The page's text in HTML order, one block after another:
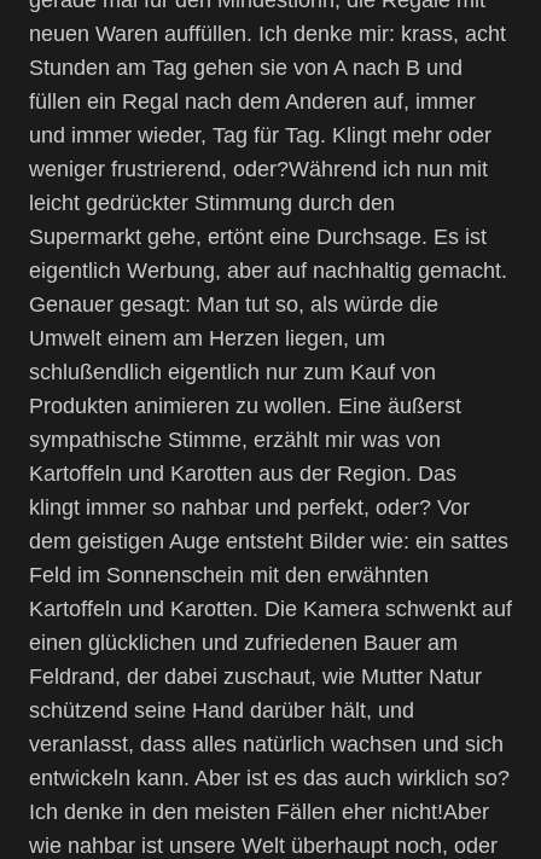
neuen Waren auffüllen. Ich denke mir: krass, acht
Stunden am Tag gehen sie von A nach B und
füllen ein Regal nach dem Anderen auf, immer
und immer wieder, Tag für Tag. Klingt mehr oder
weniger frustrierend, oder?Während ich nun mit
leicht gedrückter Stimmung durch den
Supermarkt gehe, ertönt eine Durchsage. Es ist
eigentlich Werbung, aber auf nachhaltig gemacht.
Genauer gesagt: Man tut so, als würde die
Umwelt einem am Herzen liegen, um
schlußendlich eigentlich nur zum Kauf von
Produkten animieren zu wollen. Eine äußerst
sympathische Stimme, erzählt mir was von
Kartoffeln und Karotten aus der Region. Das
klingt immer so nahbar und perfekt, oder? Vor
dem geistigen Auge entsteht Bilder wie: ein sattes
Feld im Sonnenschein mit den erwähnten
Kartoffeln und Karotten. Die Kamera schwenkt auf
einen glücklichen und zufriedenen Bauer am
Feldrand, der dabei zuschaut, wie Mutter Natur
schützend seine Hand darüber hält, und
veranlasst, dass alles natürlich wachsen und sich
entwickeln kann. Aber ist es das auch wirklich so?
Ich denke in den meisten Fällen eher nicht!Aber
wie nahbar ist unsere Welt überhaupt noch, oder